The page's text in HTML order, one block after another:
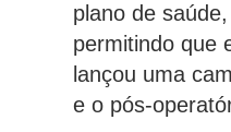
plano de
permitindo que
lançou uma
e o pós-